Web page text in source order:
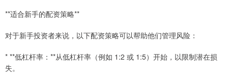
**适合新手的配资策略**
对于新手投资者来说，以下配资策略可以帮助他们管理风险：
* **低杠杆率：**从低杠杆率（例如 1:2 或 1:5）开始，以限制潜在损
失。